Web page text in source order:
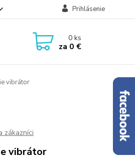
Prihlásenie
0ks
za 0 €
vibrátor
zákazníci
vibrátor